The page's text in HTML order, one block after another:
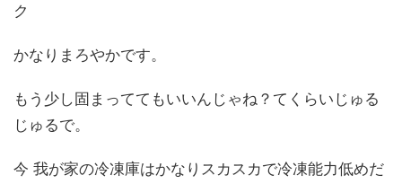
ク
かなりまろやかです。
もう少し固まっててもいいんじゃね？てくらいじゅる
じゅるで。
今 我が家の冷凍庫はかなりスカスカで冷凍能力低めだ